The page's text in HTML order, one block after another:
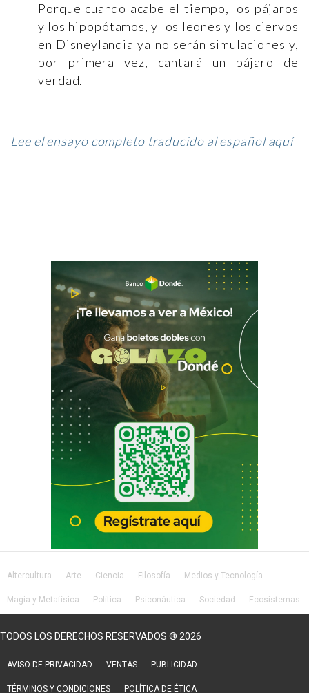
Porque cuando acabe el tiempo, los pájaros
y los hipopótamos, y los leones y los ciervos
en Disneylandia ya no serán simulaciones y,
por primera vez, cantará un pájaro de
verdad.
Lee el ensayo completo traducido al español aquí
Altercultura Arte Ciencia Filosofía Medios y Tecnología
Magia y Metafísica Política Psiconáutica Sociedad Ecosistemas
TODOS LOS DERECHOS RESERVADOS ® 2026
AVISO DE PRIVACIDAD VENTAS PUBLICIDAD
TÉRMINOS Y CONDICIONES POLÍTICA DE ÉTICA